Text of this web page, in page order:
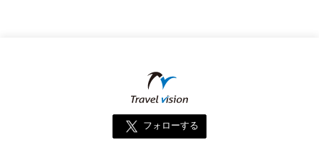
フォローする